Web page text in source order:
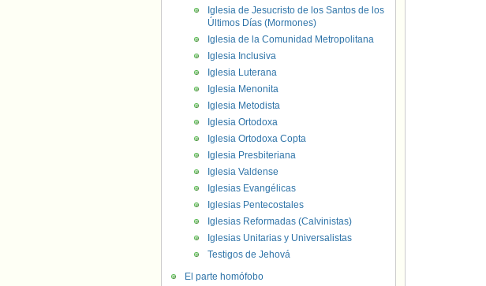
Iglesia de Jesucristo de los Santos de los
Últimos Días (Mormones)
Iglesia de la Comunidad Metropolitana
Iglesia Inclusiva
Iglesia Luterana
Iglesia Menonita
Iglesia Metodista
Iglesia Ortodoxa
Iglesia Ortodoxa Copta
Iglesia Presbiteriana
Iglesia Valdense
Iglesias Evangélicas
Iglesias Pentecostales
Iglesias Reformadas (Calvinistas)
Iglesias Unitarias y Universalistas
Testigos de Jehová
El parte homófobo